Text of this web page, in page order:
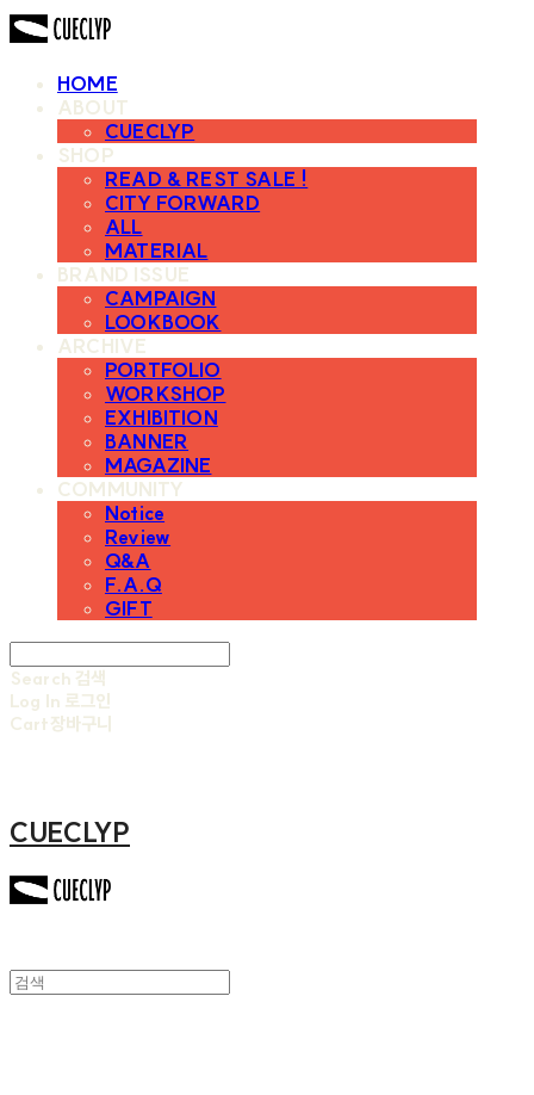
HOME
ABOUT
CUECLYP
SHOP
READ & REST SALE !
CITY FORWARD
ALL
MATERIAL
BRAND ISSUE
CAMPAIGN
LOOKBOOK
ARCHIVE
PORTFOLIO
WORKSHOP
EXHIBITION
BANNER
MAGAZINE
COMMUNITY
Notice
Review
Q&A
F.A.Q
GIFT
Search 검색
Log In 로그인
Cart장바구니
CUECLYP